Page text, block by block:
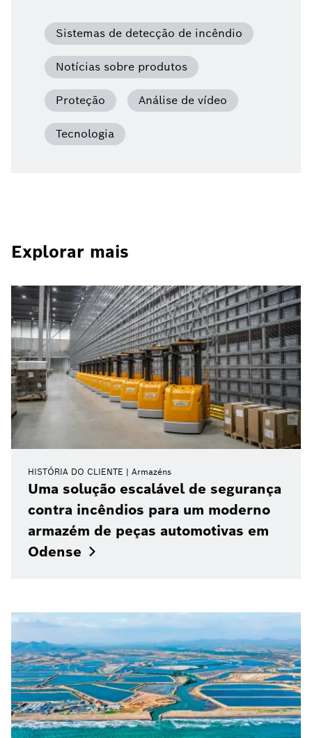
Sistemas de detecção de incêndio
Notícias sobre produtos
Proteção Análise de vídeo
Tecnologia
Explorar mais
HISTÓRIA DO CLIENTE Armazéns
Uma solução escalável de segurança
contra incêndios para um moderno
armazém de peças automotivas em
Odense